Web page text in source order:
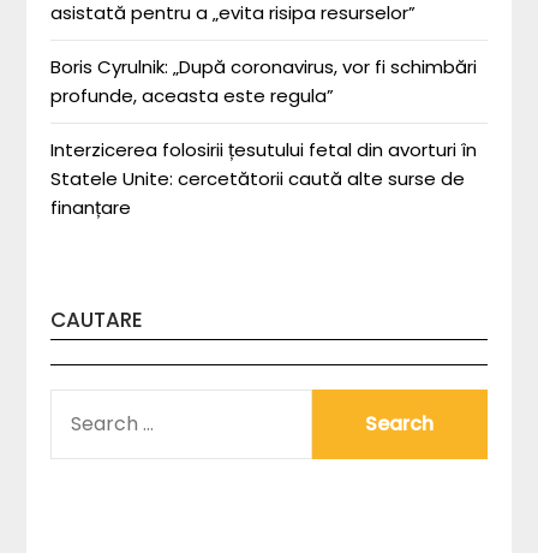
asistată pentru a „evita risipa resurselor”
Boris Cyrulnik: „După coronavirus, vor fi schimbări
profunde, aceasta este regula”
Interzicerea folosirii țesutului fetal din avorturi în
Statele Unite: cercetătorii caută alte surse de
finanțare
CAUTARE
FOR: